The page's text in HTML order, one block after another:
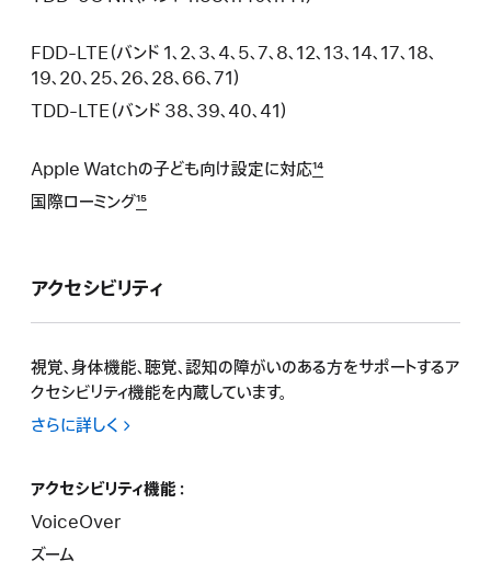
FDD-LTE（バンド 1、2、3、4、5、7、8、12、13、14、17、18、
19、20、25、26、28、66、71）
TDD-LTE（バンド 38、39、40、41）
Apple Watchの子ども向け設定に対応14
国際ローミング15
アクセシビリティ
視覚、身体機能、聴覚、認知の障がいのある方をサポートするア
クセシビリティ機能を内蔵していま す 。
さらに詳しく
アクセシビリティ機能：
VoiceOver
ズーム